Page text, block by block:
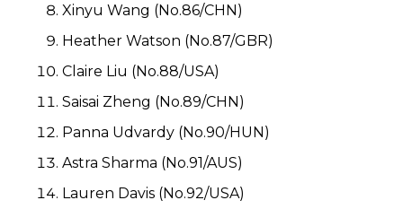
Xinyu Wang (No.86/CHN)
Heather Watson (No.87/GBR)
Claire Liu (No.88/USA)
Saisai Zheng (No.89/CHN)
Panna Udvardy (No.90/HUN)
Astra Sharma (No.91/AUS)
Lauren Davis (No.92/USA)